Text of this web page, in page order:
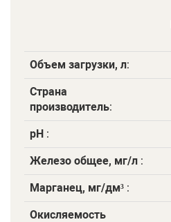
Объем загрузки, л:
Страна
производитель:
рН :
Железо общее, мг/л :
Марганец, мг/дм³ :
Окисляемость